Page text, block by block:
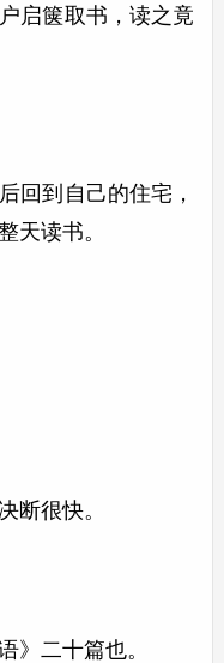
启箧取书，读之竟
回到自己的住宅，
天读书。
断很快。
》二十篇也。